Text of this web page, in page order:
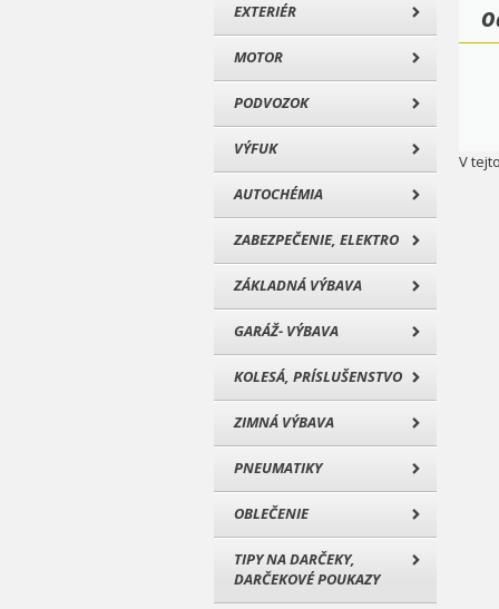
EXTERIÉR
MOTOR
PODVOZOK
VÝFUK
AUTOCHÉMIA
ZABEZPEČENIE, ELEKTRO
ZÁKLADNÁ VÝBAVA
GARÁŽ- VÝBAVA
KOLESÁ, PRÍSLUŠENSTVO
ZIMNÁ VÝBAVA
PNEUMATIKY
OBLEČENIE
TIPY NA DARČEKY,
DARČEKOVÉ POUKAZY
V